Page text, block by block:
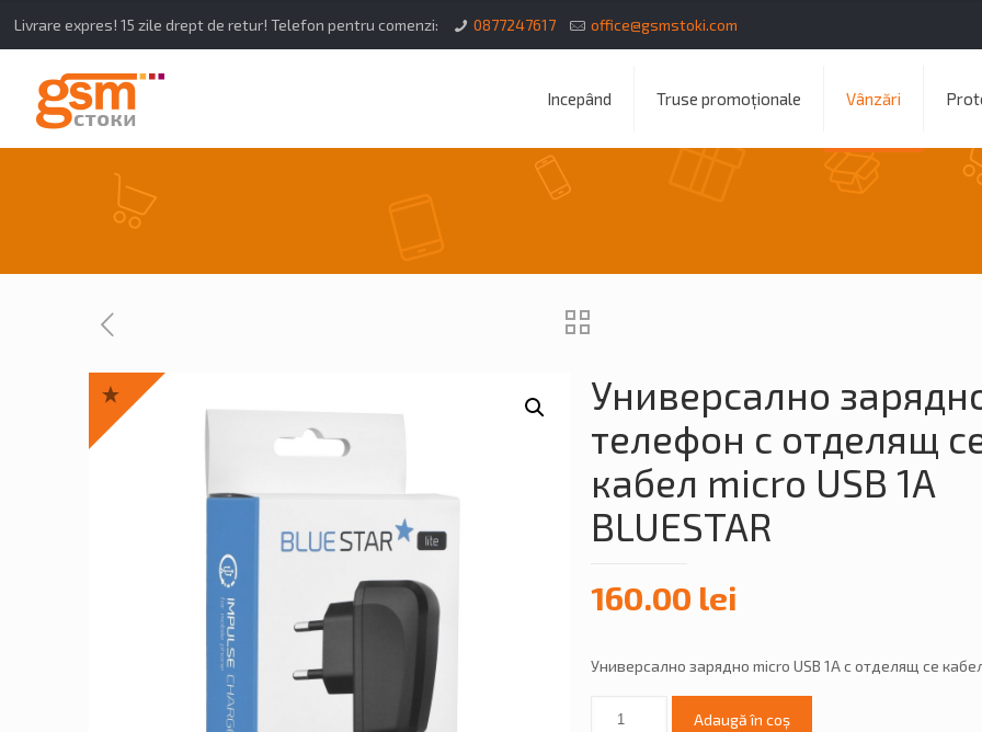
Livrare expres! 15 zile drept de retur! Telefon pentru comenzi: 0877247617 office@gsmstoki.com
Incepând Truse promoționale Vânzări
Универсално
телефон с отделящ
кабел micro USB 1A
BLUESTAR
160.00 lei
Универсално зарядно micro USB 1A с отделящ се кабел
Adaugă în coș